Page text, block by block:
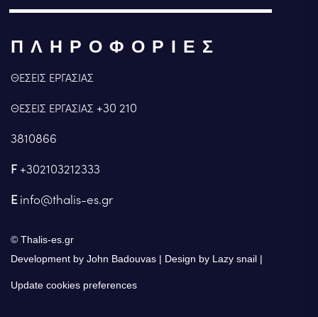
ΠΛΗΡΟΦΟΡΙΕΣ
ΘΕΣΕΙΣ ΕΡΓΑΣΙΑΣ
ΘΕΣΕΙΣ ΕΡΓΑΣΙΑΣ +30 210
3810866
F +302103212333
E info@thalis-es.gr
© Thalis-es.gr
Development by John Badouvas
Design by Lazy snail
Update cookies preferences